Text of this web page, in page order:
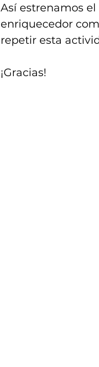
Así estrenamos
enriquecedor
repetir esta
¡Gracias!